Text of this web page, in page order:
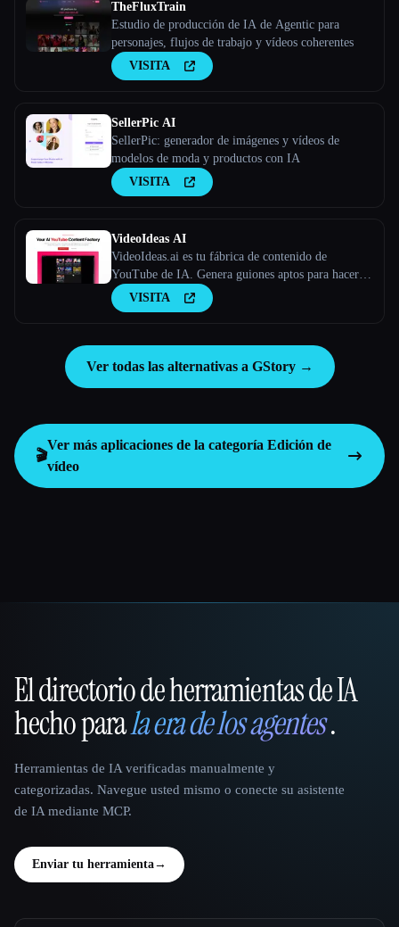
TheFluxTrain
Estudio de producción de IA de Agentic para
personajes, flujos de trabajo y vídeos coherentes
VISITA
SellerPic AI
SellerPic: generador de imágenes y vídeos de
modelos de moda y productos con IA
VISITA
VideoIdeas AI
VideoIdeas.ai es tu fábrica de contenido de
YouTube de IA. Genera guiones aptos para hacer
virus, nuevas ideas de vídeo y contenido atractivo
en cuestión de minutos.
VISITA
Ver todas las alternativas a GStory →
🎬
Ver más aplicaciones de la categoría Edición de
vídeo
That AI Collection
El directorio de herramientas de IA
hecho parala era de los agentes.
Herramientas de IA verificadas manualmente y
categorizadas. Navegue usted mismo o conecte su asistente
de IA mediante MCP.
Enviar tu herramienta→